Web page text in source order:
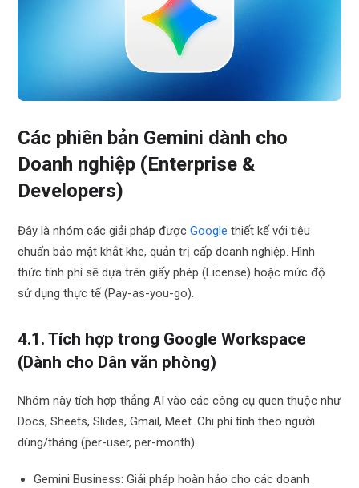
Các phiên bản Gemini dành cho
Doanh nghiệp (Enterprise &
Developers)
Đây là nhóm các giải pháp đượcGoogle thiết kế với tiêu
chuẩn bảo mật khắt khe, quản trị cấp doanh nghiệp. Hình
thức tính phí sẽ dựa trên giấy phép (License) hoặc mức độ
sử dụng thực tế (Pay-as-you-go).
4.1. Tích hợp trong Google Workspace
(Dành cho Dân văn phòng)
Nhóm này tích hợp thẳng AI vào các công cụ quen thuộc như
Docs, Sheets, Slides, Gmail, Meet. Chi phí tính theo người
dùng/tháng (per-user, per-month).
Gemini Business: Giải pháp hoàn hảo cho các doanh